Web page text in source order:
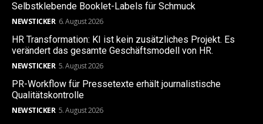
Selbstklebende Booklet-Labels für Schmuck
NEWSTICKER 6. August 2026
HR Transformation: KI ist kein zusätzliches Projekt. Es
verändert das gesamte Geschäftsmodell von HR.
NEWSTICKER 5. August 2026
PR-Workflow für Pressetexte erhält journalistische
Qualitätskontrolle
NEWSTICKER 5. August 2026